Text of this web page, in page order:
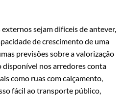
sejam difíceis de antever,
de crescimento de uma
previsões sobre a valorização
disponível nos arredores conta
como ruas com calçamento,
fácil ao transporte público,